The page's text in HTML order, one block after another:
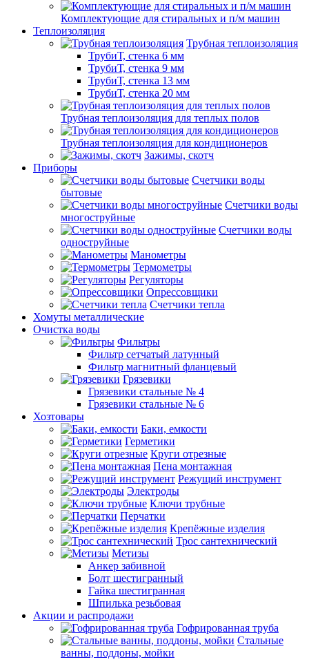
Комплектующие для стиральных и п/м машин
Теплоизоляция
Трубная теплоизоляция
ТрубиТ, стенка 6 мм
ТрубиТ, стенка 9 мм
ТрубиТ, стенка 13 мм
ТрубиТ, стенка 20 мм
Трубная теплоизоляция для теплых полов
Трубная теплоизоляция для кондиционеров
Зажимы, скотч
Приборы
Счетчики воды
бытовые
Счетчики воды
многоструйные
Счетчики воды
одноструйные
Манометры
Термометры
Регуляторы
Опрессовщики
Счетчики тепла
Хомуты металлические
Очистка воды
Фильтры
Фильтр сетчатый латунный
Фильтр магнитный фланцевый
Грязевики
Грязевики стальные № 4
Грязевики стальные № 6
Хозтовары
Баки, емкости
Герметики
Круги отрезные
Пена монтажная
Режущий инструмент
Электроды
Ключи трубные
Перчатки
Крепёжные изделия
Трос сантехнический
Метизы
Анкер забивной
Болт шестигранный
Гайка шестигранная
Шпилька резьбовая
Акции и распродажи
Гофрированная труба
Стальные
ванны, поддоны, мойки